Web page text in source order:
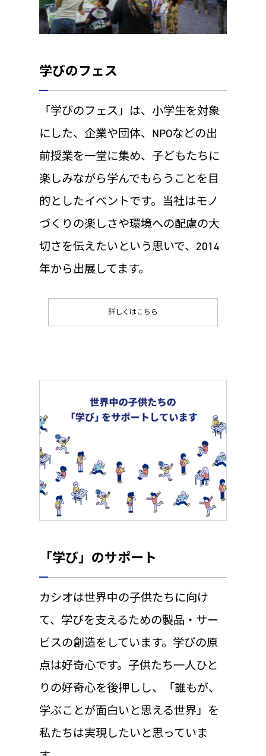
学びのフェス
「学びのフェス」は、小学生を対象
にした、企業や団体、NPOなどの出
前授業を一堂に集め、子どもたちに
楽しみながら学んでもらうことを目
的としたイベントです。当社はモノ
づくりの楽しさや環境への配慮の大
切さを伝えたいという思いで、2014
年から出展してます。
詳しくはこちら
「学び」のサポート
カシオは世界中の子供たちに向け
て、学びを支えるための製品・サー
ビスの創造をしています。学びの原
点は好奇心です。子供たち一人ひと
りの好奇心を後押しし、「誰もが、
学ぶことが面白いと思える世界」を
私たちは実現したいと思っていま